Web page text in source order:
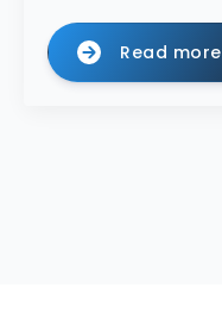
Read more